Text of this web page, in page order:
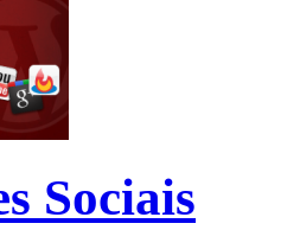
Sociais